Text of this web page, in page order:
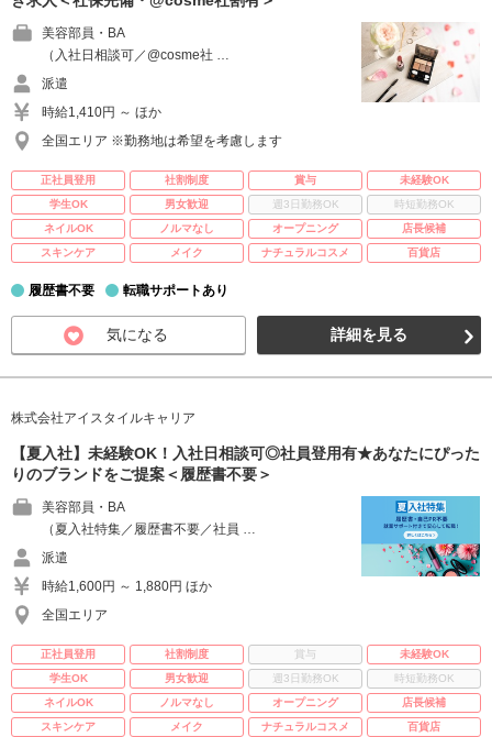
美容部員・BA
（入社日相談可／@cosme社 …
派遣
時給1,410円 ～ ほか
全国エリア ※勤務地は希望を考慮します
正社員登用 社割制度 賞与
未経験OK
学生OK
男女歓迎 週3日勤務OK
時短勤務OK
ネイルOK
ノルマなし オープニング
店長候補
スキンケア
メイク ナチュラルコスメ 百貨店
履歴書不要 転職サポートあり
気になる 詳細を見る
株式会社アイスタイルキャリア
【夏入社】未経験OK！入社日相談可◎社員登用有★あなたにぴった
りのブランドをご提案＜履歴書不要＞
美容部員・BA
（夏入社特集／履歴書不要／社員 …
派遣
時給1,600円 ～ 1,880円 ほか
全国エリア
正社員登用 社割制度 賞与
未経験OK
学生OK
男女歓迎 週3日勤務OK
時短勤務OK
ネイルOK
ノルマなし オープニング
店長候補
スキンケア
メイク ナチュラルコスメ 百貨店